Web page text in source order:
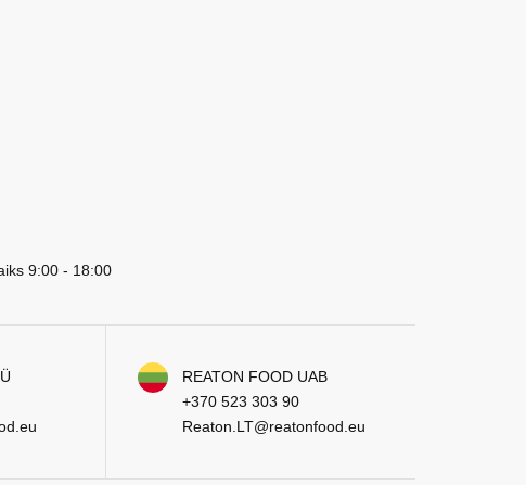
9:00 - 18:00
REATON FOOD UAB
+370 523 303 90
Reaton.LT@reatonfood.eu